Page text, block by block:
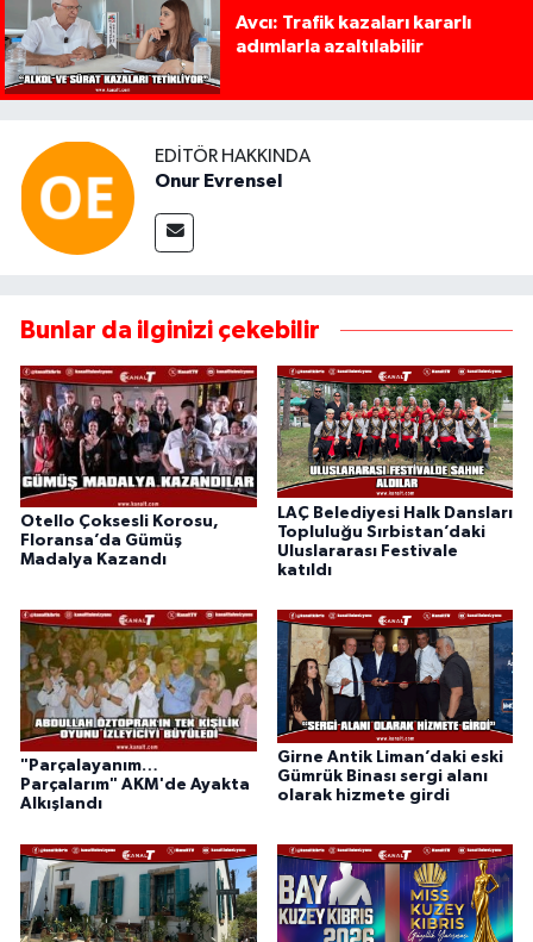
Avcı: Trafik kazaları kararlı
adımlarla azaltılabilir
EDITÖR HAKKINDA
Onur Evrensel
Bunlar da ilginizi çekebilir
Otello Çoksesli Korosu,
Floransa’da Gümüş
Madalya Kazandı
LAÇ Belediyesi Halk Dansları
Topluluğu Sırbistan’daki
Uluslararası Festivale
katıldı
"Parçalayanım…
Parçalarım" AKM'de Ayakta
Alkışlandı
Girne Antik Liman’daki eski
Gümrük Binası sergi alanı
olarak hizmete girdi